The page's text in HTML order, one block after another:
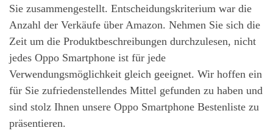
Sie zusammengestellt. Entscheidungskriterium war die
Anzahl der Verkäufe über Amazon. Nehmen Sie sich die
Zeit um die Produktbeschreibungen durchzulesen, nicht
jedes Oppo Smartphone ist für jede
Verwendungsmöglichkeit gleich geeignet. Wir hoffen ein
für Sie zufriedenstellendes Mittel gefunden zu haben und
sind stolz Ihnen unsere Oppo Smartphone Bestenliste zu
präsentieren.